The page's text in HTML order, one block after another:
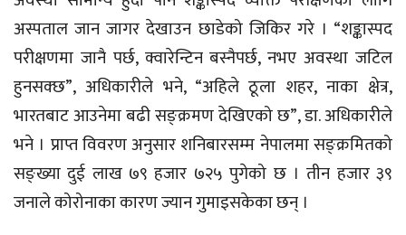
अस्पताल जान जागर देखाउन छाडेको जिकिर गरे । “शङ्कास्पद
परीक्षणमा जानै पर्छ, क्वारेन्टिन बस्नैपर्छ, नभए अवस्था जटिल
हुनसक्छ”, अधिकारीले भने, “अहिले ठूला शहर, नाका क्षेत्र,
भारतबाट आउनेमा बढी सङ्क्रमण देखिएको छ”, डा. अधिकारीले
भने । प्राप्त विवरण अनुसार शनिबारसम्म नेपालमा सङ्क्रमितको
सङ्ख्या दुई लाख ७९ हजार ७२५ पुगेको छ । तीन हजार ३९
जनाले कोरोनाका कारण ज्यान गुमाइसकेका छन् ।